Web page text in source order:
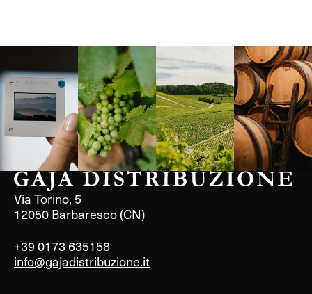
Borgogna,
Francia
Borgogna,
Francia
Instagram
Via Torino, 5
12050 Barbaresco (CN)
+39 0173 635158
info@gajadistribuzione.it